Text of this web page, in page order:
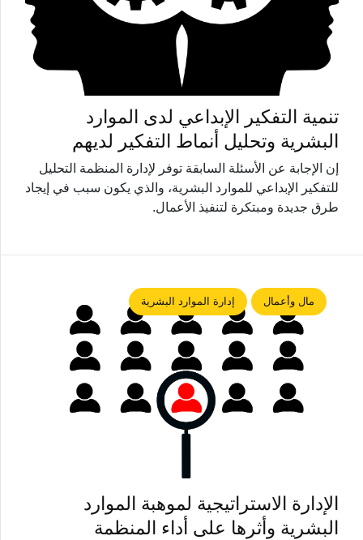
تنمية التفكير الإبداعي لدى الموارد
البشرية وتحليل أنماط التفكير لديهم
إن الإجابة عن الأسئلة السابقة توفر لإدارة المنظمة التحليل
للتفكير الإبداعي للموارد البشرية، والذي يكون سبب في إيجاد
طرق جديدة ومبتكرة لتنفيذ الأعمال.
مال وأعمال إدارة الموارد البشرية
الإدارة الاستراتيجية لموهبة الموارد
البشرية وأثرها على أداء المنظمة